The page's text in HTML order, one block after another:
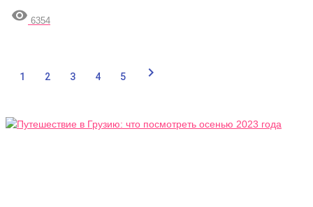
 6354
1 2 3 4 5 